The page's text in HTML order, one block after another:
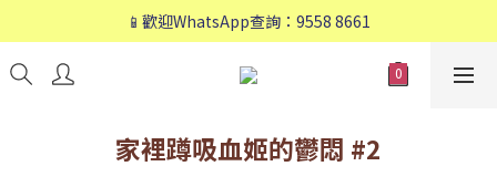
📱歡迎WhatsApp查詢：9558 8661
📱歡迎WhatsApp查詢：9558 8661
❤️會員專享：🛍購物滿💰HK$800，🚚免運費❤️
家裡蹲吸血姬的鬱悶 #2